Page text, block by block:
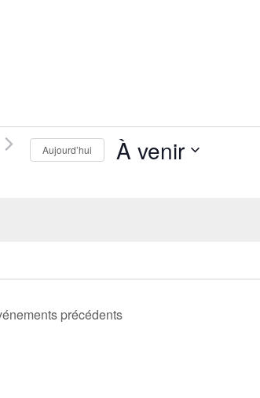
Aujourd’hui À venir
précédents